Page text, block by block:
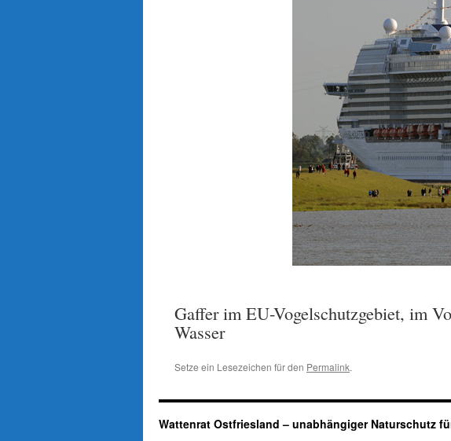
Gaffer im EU-Vogelschutzgebiet, im
Wasser
Setze ein Lesezeichen für den Permalink.
Wattenrat Ostfriesland – unabhängiger Naturschutz